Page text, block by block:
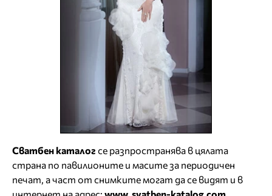
Сватбен каталог се разпространява в цялата
страна по павилионите и масите за периодичен
печат, а част от снимките могат да се видят и в